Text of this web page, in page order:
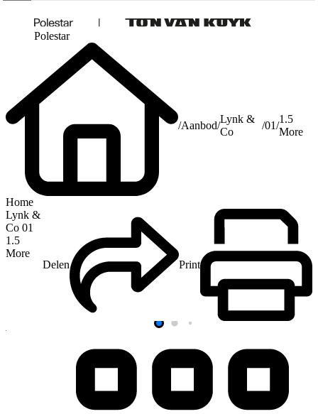
Polestar
Home
/Aanbod/
Lynk &
Co
/01/
1.5
More
Lynk &
Co 01
1.5
More
Delen
Print